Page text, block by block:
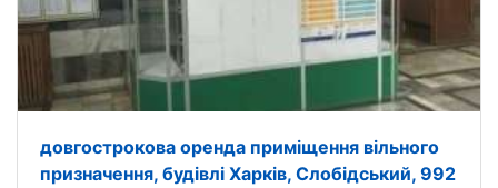
довгострокова оренда приміщення вільного
призначення, будівлі Харків, Слобідський, 992